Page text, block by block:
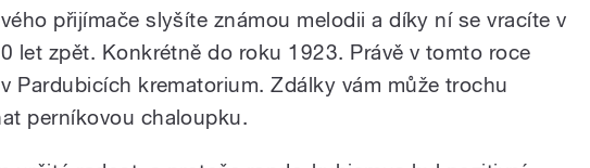
přijímače slyšíte známou melodii a díky ní se vracíte v
let zpět. Konkrétně do roku 1923. Právě v tomto roce
Pardubicích krematorium. Zdálky vám může trochu
perníkovou chaloupku.